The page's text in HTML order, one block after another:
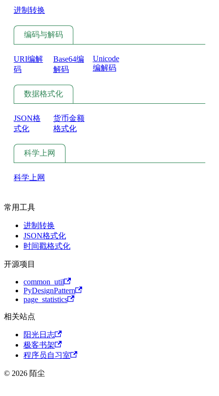
进制转换
编码与解码
URI编解
码
Base64编
解码
Unicode
编解码
数据格式化
JSON格
式化
货币金额
格式化
科学上网
科学上网
常用工具
进制转换
JSON格式化
时间戳格式化
开源项目
common_util
PyDesignPattern
page_statistics
相关站点
阳光日志
极客书架
程序员自习室
© 2026 陌尘